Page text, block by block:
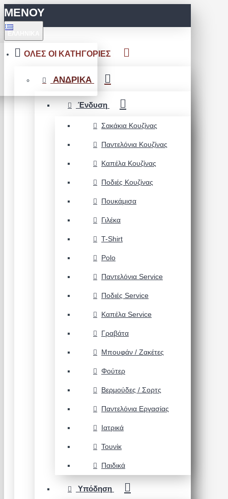
ΜΕΝΟΥ
ΟΛΕΣ ΟΙ ΚΑΤΗΓΟΡΙΕΣ
ΑΝΔΡΙΚΑ
Ένδυση
Σακάκια Κουζίνας
Παντελόνια Κουζίνας
Καπέλα Κουζίνας
Ποδιές Κουζίνας
Πουκάμισα
Γιλέκα
T-Shirt
Polo
Παντελόνια Service
Ποδιές Service
Καπέλα Service
Γραβάτα
Μπουφάν / Ζακέτες
Φούτερ
Βερμούδες / Σορτς
Παντελόνια Εργασίας
Ιατρικά
Τουνίκ
Παιδικά
Υπόδηση